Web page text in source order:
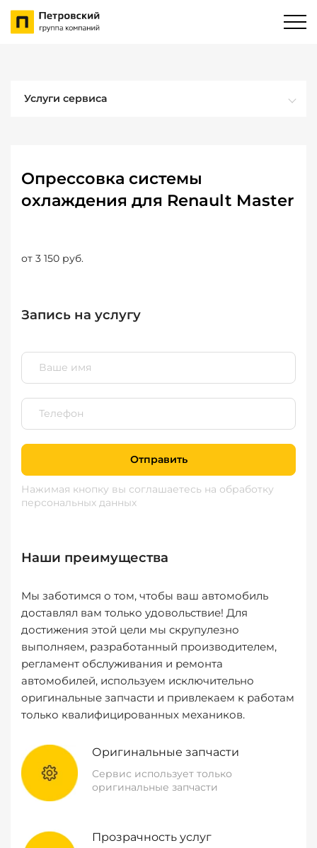
Услуги сервиса
Опрессовка системы
охлаждения для Renault Master
от 3 150 руб.
Запись на услугу
Отправить
Нажимая кнопку вы соглашаетесь на обработку
персональных данных
Наши преимущества
Мы заботимся о том, чтобы ваш автомобиль
доставлял вам только удовольствие! Для
достижения этой цели мы скрупулезно
выполняем, разработанный производителем,
регламент обслуживания и ремонта
автомобилей, используем исключительно
оригинальные запчасти и привлекаем к работам
только квалифицированных механиков.
Оригинальные запчасти
Сервис использует только
оригинальные запчасти
Прозрачность услуг